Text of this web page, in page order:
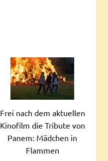
Frei nach dem aktuellen
Kinofilm die Tribute von
Panem: Mädchen in
Flammen